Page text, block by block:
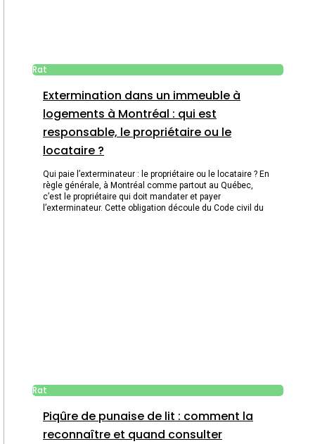
Rat
Extermination dans un immeuble à
logements à Montréal : qui est
responsable, le propriétaire ou le
locataire ?
Qui paie l’exterminateur : le propriétaire ou le locataire ? En
règle générale, à Montréal comme partout au Québec,
c’est le propriétaire qui doit mandater et payer
l’exterminateur. Cette obligation découle du Code civil du
Rat
Piqûre de punaise de lit : comment la
reconnaître et quand consulter